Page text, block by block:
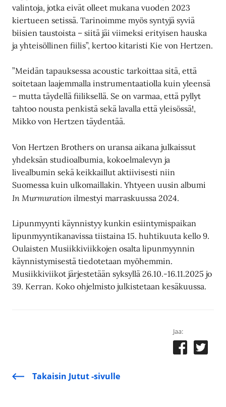
valintoja, jotka eivät olleet mukana vuoden 2023
kiertueen setissä. Tarinoimme myös syntyjä syviä
biisien taustoista – siitä jäi viimeksi erityisen hauska
ja yhteisöllinen fiilis”, kertoo kitaristi Kie von Hertzen.
”Meidän tapauksessa acoustic tarkoittaa sitä, että
soitetaan laajemmalla instrumentaatiolla kuin yleensä
– mutta täydellä fiiliksellä. Se on varmaa, että pyllyt
tahtoo nousta penkistä sekä lavalla että yleisössä!,
Mikko von Hertzen täydentää.
Von Hertzen Brothers on uransa aikana julkaissut
yhdeksän studioalbumia, kokoelmalevyn ja
livealbumin sekä keikkaillut aktiivisesti niin
Suomessa kuin ulkomaillakin. Yhtyeen uusin albumi
In Murmuration ilmestyi marraskuussa 2024.
Lipunmyynti käynnistyy kunkin esiintymispaikan
lipunmyyntikanavissa tiistaina 15. huhtikuuta kello 9.
Oulaisten Musiikkiviikkojen osalta lipunmyynnin
käynnistymisestä tiedotetaan myöhemmin.
Musiikkiviikot järjestetään syksyllä 26.10.-16.11.2025 jo
39. Kerran. Koko ohjelmisto julkistetaan kesäkuussa.
Jaa:
Takaisin Jutut -sivulle